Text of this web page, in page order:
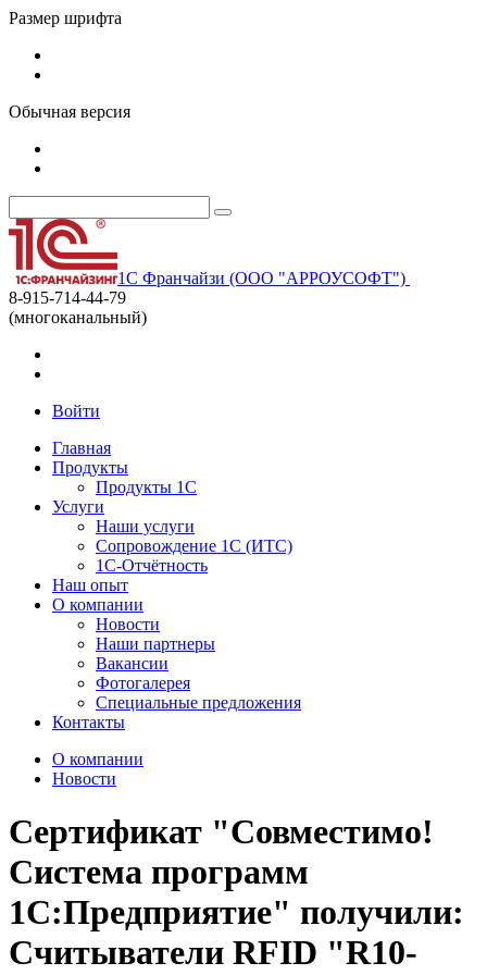
Размер шрифта
Обычная версия
1С Франчайзи (ООО "АРРОУСОФТ")
8-915-714-44-79
(многоканальный)
Войти
Главная
Продукты
Продукты 1С
Услуги
Наши услуги
Сопровождение 1С (ИТС)
1С-Отчётность
Наш опыт
О компании
Новости
Наши партнеры
Вакансии
Фотогалерея
Специальные предложения
Контакты
О компании
Новости
Сертификат "Совместимо!
Система программ
1С:Предприятие" получили:
Считыватели RFID "R10-